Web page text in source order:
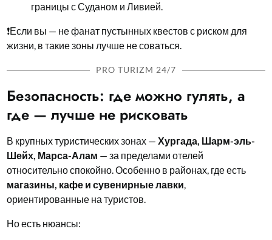
границы с Суданом и Ливией.
❗Если вы — не фанат пустынных квестов с риском для
жизни, в такие зоны лучше не соваться.
PRO TURIZM 24/7
Безопасность: где можно гулять, а
где — лучше не рисковать
В крупных туристических зонах —Хургада, Шарм-эль-
Шейх, Марса-Алам — за пределами отелей
относительно спокойно. Особенно в районах, где есть
магазины, кафе и сувенирные лавки,
ориентированные на туристов.
Но есть нюансы: